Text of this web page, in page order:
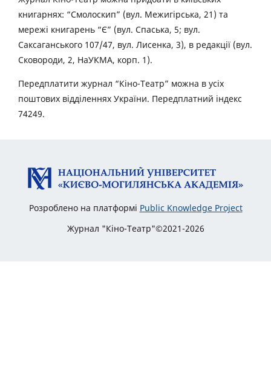
книгарнях: “Смолоскип” (вул. Межигірська, 21) та
мережі книгарень “Є” (вул. Спаська, 5; вул.
Саксаганського 107/47, вул. Лисенка, 3), в редакції (вул.
Сковороди, 2, НаУКМА, корп. 1).
Передплатити журнал “Кіно-Театр” можна в усіх
поштових відділеннях України. Передплатний індекс
74249.
Розроблено на платформі Public Knowledge Project
Журнал "Кіно-Театр"©2021-2026